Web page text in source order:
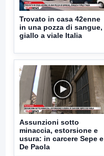
Trovato in casa 42enne
in una pozza di sangue,
giallo a viale Italia
Assunzioni sotto
minaccia, estorsione e
usura: in carcere Sepe e
De Paola